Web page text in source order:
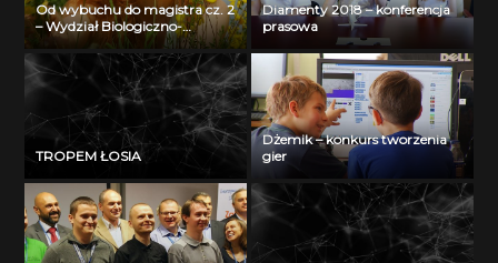
Od wybuchu do magistra cz. 2
– Wydział Biologiczno-
Chemiczny Uniwersytetu w
Białymstoku
Diamenty 2018 – konferencja
prasowa
TROPEM ŁOSIA
Dżemik – konkurs tworzenia
gier